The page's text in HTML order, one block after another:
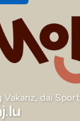
Vakanz, däi Sport